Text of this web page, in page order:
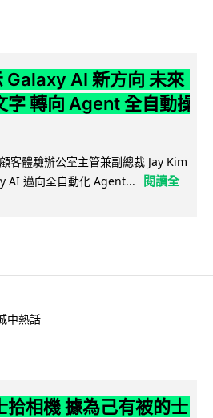
Galaxy AI 新方向 未來
字 轉向 Agent 全自動操
客體驗辦公室主管兼副總裁 Jay Kim
AI 邁向全自動化 Agent...
閱讀全
中熱話
拾相機 據為己有被的士